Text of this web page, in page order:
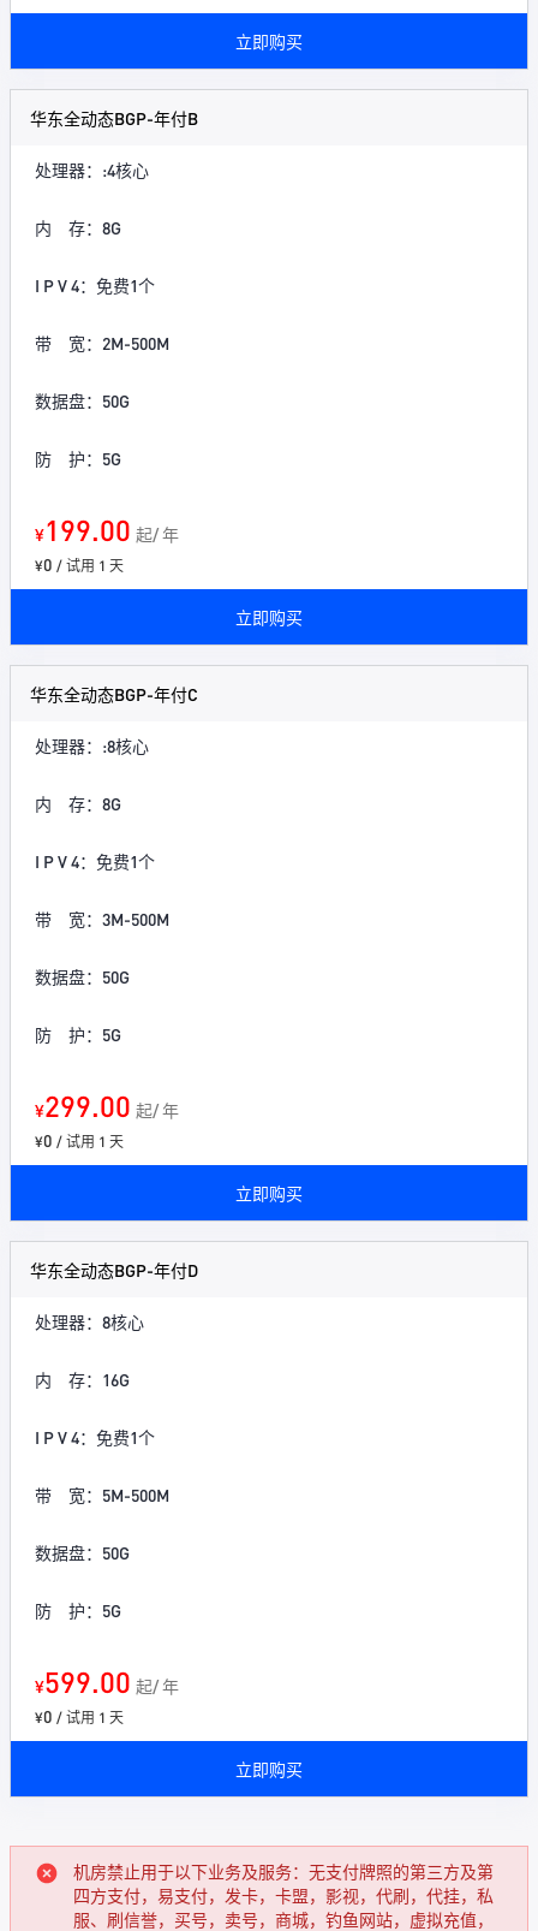
立即购买
华东全动态BGP-年付B
处理器：:4核心
内 存：8G
I P V 4：免费1个
带 宽：2M-500M
数据盘：50G
防 护：5G
¥199.00 起/ 年
¥0 / 试用 1 天
立即购买
华东全动态BGP-年付C
处理器：:8核心
内 存：8G
I P V 4：免费1个
带 宽：3M-500M
数据盘：50G
防 护：5G
¥299.00 起/ 年
¥0 / 试用 1 天
立即购买
华东全动态BGP-年付D
处理器：8核心
内 存：16G
I P V 4：免费1个
带 宽：5M-500M
数据盘：50G
防 护：5G
¥599.00 起/ 年
¥0 / 试用 1 天
立即购买
机房禁止用于以下业务及服务：无支付牌照的第三方及第
四方支付，易支付，发卡，卡盟，影视，代刷，代挂，私
服、刷信誉，买号，卖号，商城，钓鱼网站，虚拟充值，